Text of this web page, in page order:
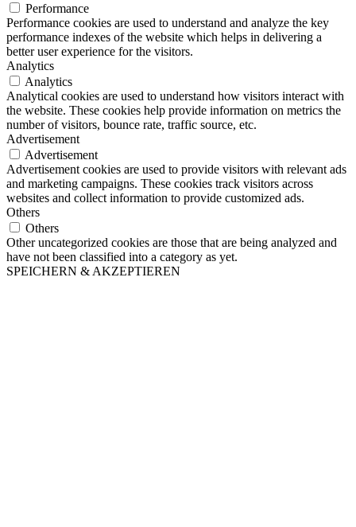
Performance
Performance cookies are used to understand and analyze the key
performance indexes of the website which helps in delivering a
better user experience for the visitors.
Analytics
Analytics
Analytical cookies are used to understand how visitors interact with
the website. These cookies help provide information on metrics the
number of visitors, bounce rate, traffic source, etc.
Advertisement
Advertisement
Advertisement cookies are used to provide visitors with relevant ads
and marketing campaigns. These cookies track visitors across
websites and collect information to provide customized ads.
Others
Others
Other uncategorized cookies are those that are being analyzed and
have not been classified into a category as yet.
SPEICHERN & AKZEPTIEREN